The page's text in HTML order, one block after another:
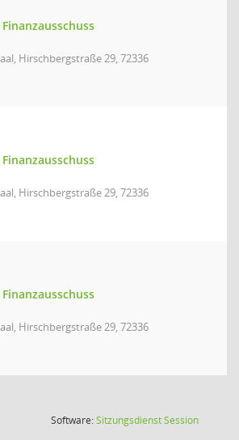
Hirschbergstraße 29, 72336
Hirschbergstraße 29, 72336
Hirschbergstraße 29, 72336
Software:SitzungsdienstSession(Wird in